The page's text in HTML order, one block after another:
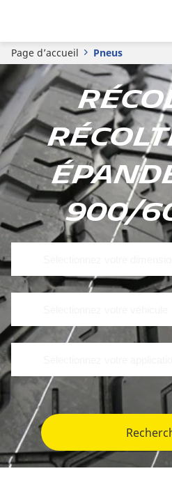
Page d’accueil Pneus
900/